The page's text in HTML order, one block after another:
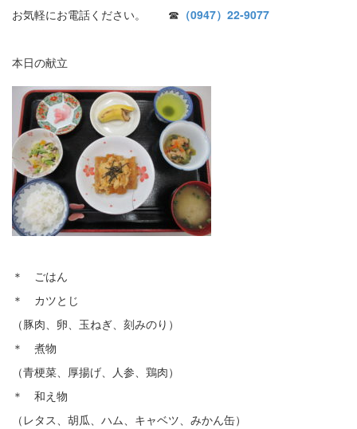
お気軽にお電話ください。 ☎ （0947）22-9077
本日の献立
＊ ごはん
＊ カツとじ
（豚肉、卵、玉ねぎ、刻みのり）
＊ 煮物
（青梗菜、厚揚げ、人参、鶏肉）
＊ 和え物
（レタス、胡瓜、ハム、キャベツ、みかん缶）